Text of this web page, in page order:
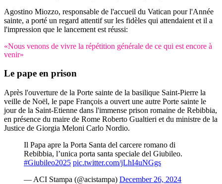
Agostino Miozzo, responsable de l'accueil du Vatican pour l'Année
sainte, a porté un regard attentif sur les fidèles qui attendaient et il a
l'impression que le lancement est réussi:
«Nous venons de vivre la répétition générale de ce qui est encore à
venir»
Le pape en prison
Après l'ouverture de la Porte sainte de la basilique Saint-Pierre la
veille de Noël, le pape François a ouvert une autre Porte sainte le
jour de la Saint-Etienne dans l'immense prison romaine de Rebibbia,
en présence du maire de Rome Roberto Gualtieri et du ministre de la
Justice de Giorgia Meloni Carlo Nordio.
Il Papa apre la Porta Santa del carcere romano di
Rebibbia, l’unica porta santa speciale del Giubileo.
#Giubileo2025 pic.twitter.com/jLhI4uNGgs
— ACI Stampa (@acistampa) December 26, 2024